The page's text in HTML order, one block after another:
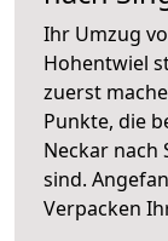
Ihr Umzug
Hohentwiel
zuerst
Punkte, die
Neckar nach
sind.
Verpacken